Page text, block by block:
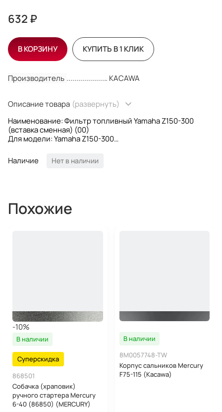
Производитель KACAWA
Описание товара (развернуть)
Наименование: Фильтр топливный Yamaha Z150-300
(вставка сменная) (00)
Для модели: Yamaha Z150-300
Производитель: KACAWA
Наличие Нет в наличии
632 ₽
В КОРЗИНУ КУПИТЬ В 1 КЛИК
Похожие
-10%
В наличии
Суперскидка
868501
Собачка (храповик)
ручного стартера Mercury
6-40 (86850) (MERCURY)
В наличии
8M0057748-TW
Корпус сальников Mercury
F75-115 (Kacawa)